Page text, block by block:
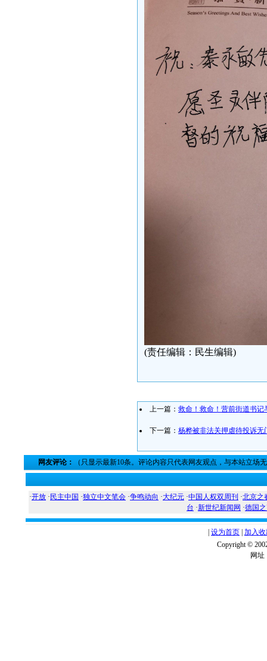
(责任编辑：民生编辑)
上一篇： 救命！救命！营前街道书记
下一篇： 杨桦被非法关押虐待投诉无
网友评论： （只显示最新10条。评论内容只代表网友观点，与本站立场
·开放 · 民主中国 ·独立中文笔会 ·争鸣动向 ·大纪元 ·中国人权双周刊 ·北京之
台 ·新世纪新闻网 ·德国
设为首页 加入
Copyright ©
网址